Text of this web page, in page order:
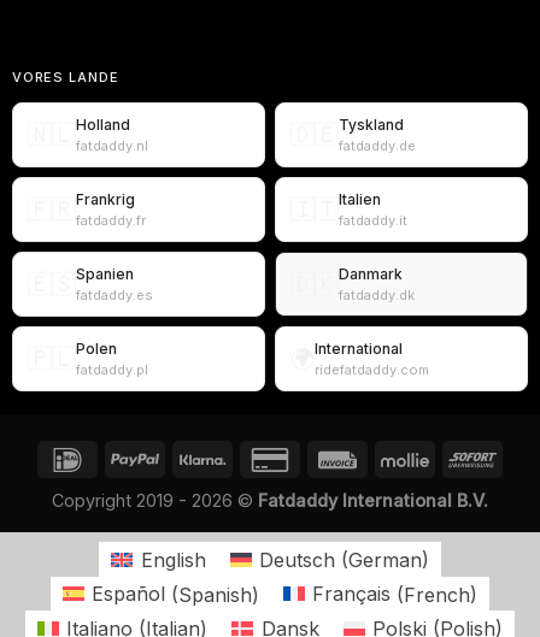
VORES LANDE
Holland
fatdaddy.nl
Tyskland
fatdaddy.de
Frankrig
fatdaddy.fr
Italien
fatdaddy.it
Spanien
fatdaddy.es
Danmark
fatdaddy.dk
Polen
fatdaddy.pl
International
ridefatdaddy.com
Copyright 2019 - 2026 © Fatdaddy International B.V.
English Deutsch (German)
Español (Spanish) Français (French)
Italiano (Italian) Dansk Polski (Polish)